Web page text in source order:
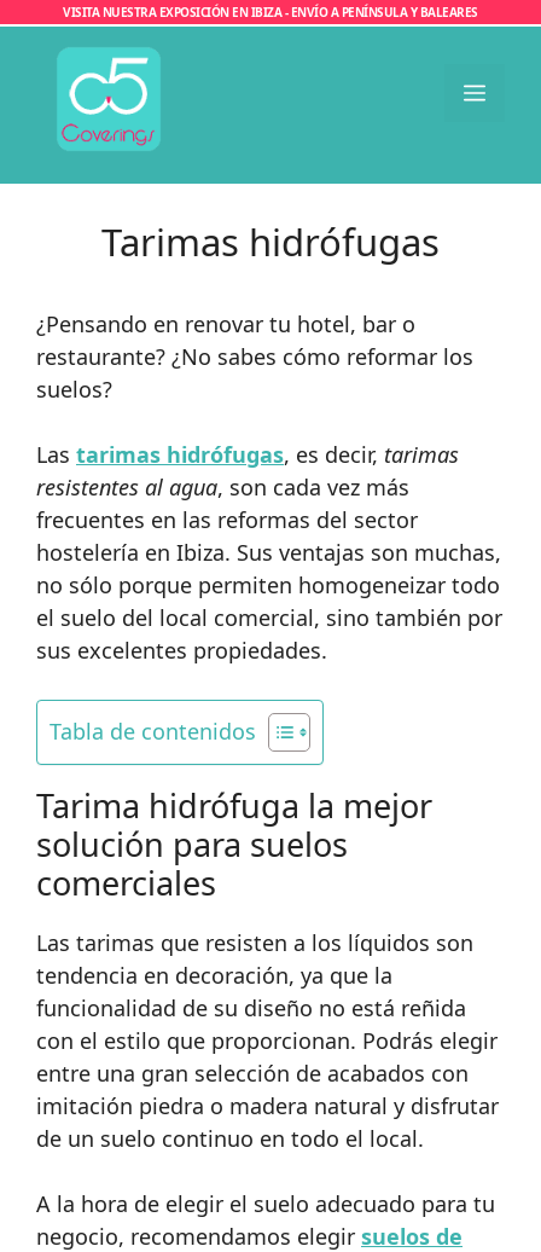
contenido
VISITA NUESTRA EXPOSICIÓN EN IBIZA - ENVÍO A PENÍNSULA Y BALEARES
Menú
Tarimas hidrófugas
¿Pensando en renovar tu hotel, bar o
restaurante? ¿No sabes cómo reformar los
suelos?
Las tarimas hidrófugas, es decir, tarimas
resistentes al agua, son cada vez más
frecuentes en las reformas del sector
hostelería en Ibiza. Sus ventajas son muchas,
no sólo porque permiten homogeneizar todo
el suelo del local comercial, sino también por
sus excelentes propiedades.
Tabla de contenidos
Tarima hidrófuga la mejor
solución para suelos
comerciales
Las tarimas que resisten a los líquidos son
tendencia en decoración, ya que la
funcionalidad de su diseño no está reñida
con el estilo que proporcionan. Podrás elegir
entre una gran selección de acabados con
imitación piedra o madera natural y disfrutar
de un suelo continuo en todo el local.
A la hora de elegir el suelo adecuado para tu
negocio, recomendamos elegir suelos de